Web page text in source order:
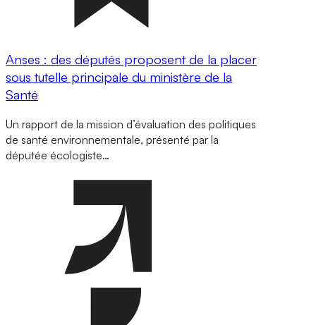
Anses : des députés proposent de la placer
sous tutelle principale du ministère de la
Santé
Un rapport de la mission d’évaluation des politiques
de santé environnementale, présenté par la
députée écologiste…